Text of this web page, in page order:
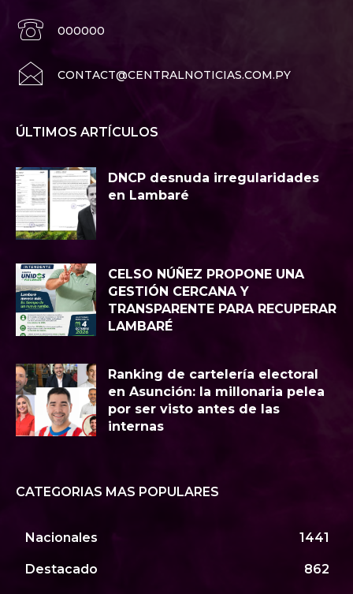
000000
CONTACT@CENTRALNOTICIAS.COM.PY
ÚLTIMOS ARTÍCULOS
DNCP desnuda irregularidades
en Lambaré
CELSO NÚÑEZ PROPONE UNA
GESTIÓN CERCANA Y
TRANSPARENTE PARA RECUPERAR
LAMBARÉ
Ranking de cartelería electoral
en Asunción: la millonaria pelea
por ser visto antes de las
internas
CATEGORIAS MAS POPULARES
Nacionales 1441
Destacado 862